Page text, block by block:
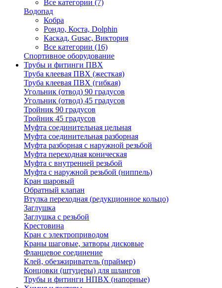
Все категории (7)
Водопад
Кобра
Рондо, Коста, Dolphin
Каскад, Gusac, Виктория
Все категории (16)
Спортивное оборудование
Трубы и фитинги ПВХ
Труба клеевая ПВХ (жесткая)
Труба клеевая ПВХ (гибкая)
Угольник (отвод) 90 градусов
Угольник (отвод) 45 градусов
Тройник 90 градусов
Тройник 45 градусов
Муфта соединительная цельная
Муфта соединительная разборная
Муфта разборная с наружной резьбой
Муфта переходная коническая
Муфта с внутренней резьбой
Муфта с наружной резьбой (ниппель)
Кран шаровый
Обратный клапан
Втулка переходная (редукционное кольцо)
Заглушка
Заглушка с резьбой
Крестовина
Кран с электроприводом
Краны шаговые, затворы дисковые
Фланцевое соединение
Клей, обезжириватель (праймер)
Концовки (штуцеры) для шлангов
Трубы и фитинги НПВХ (напорные)